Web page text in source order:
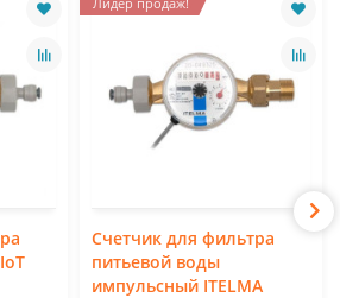
Счетчик для фильтра
питьевой воды
импульсный ITELMA